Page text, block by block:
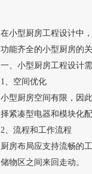
在小型厨房工程设计中，
功能齐全的小型厨房的
一、小型厨房工程设计
1、空间优化
小型厨房空间有限，因此
择紧凑型电器和模块化
2、流程和工作流程
厨房布局应支持流畅的工
储物区之间来回走动。